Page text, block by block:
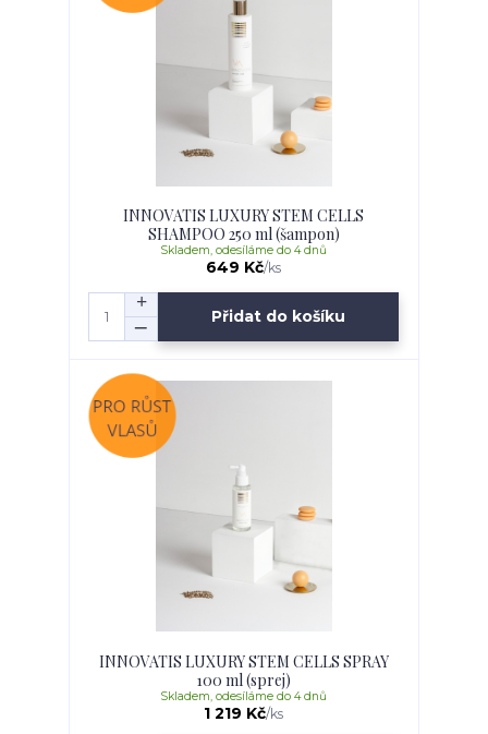
INNOVATIS LUXURY STEM CELLS
SHAMPOO 250 ml (šampon)
649 Kč/ks
Skladem, odesíláme do 4 dnů
Přidat do košíku
INNOVATIS LUXURY STEM CELLS SPRAY
100 ml (sprej)
1 219 Kč/ks
Skladem, odesíláme do 4 dnů